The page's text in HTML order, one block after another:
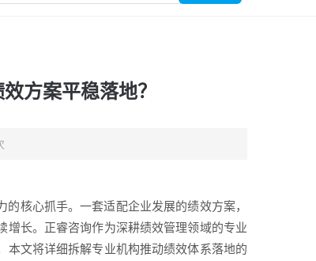
方案平稳落地？
核心抓手。一套适配企业发展的绩效方案，
增长。正睿咨询作为深耕绩效管理领域的专业
本文将详细拆解专业机构推动绩效体系落地的